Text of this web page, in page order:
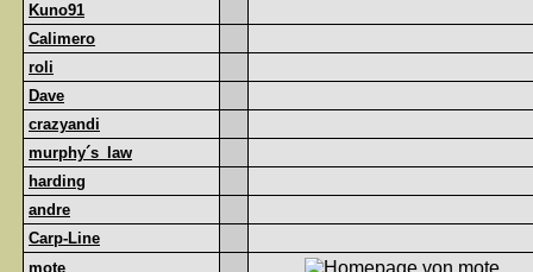
Kuno91
Calimero
roli
Dave
crazyandi
murphy´s_law
harding
andre
Carp-Line
mote